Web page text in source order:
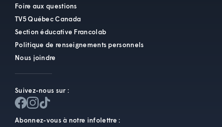
Foire aux questions
TV5 Québec Canada
Section éducative Francolab
Politique de renseignements personnels
Nous joindre
Suivez-nous sur :
Abonnez-vous à notre infolettre :